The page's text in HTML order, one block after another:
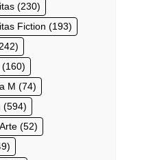
(230)
Fiction (193)
(160)
M (74)
(594)
(52)